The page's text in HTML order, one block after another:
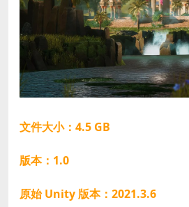
文件大小：4.5 GB
版本：1.0
原始 Unity 版本：2021.3.6